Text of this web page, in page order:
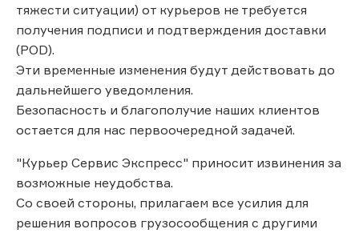
тяжести ситуации) от курьеров не требуется
получения подписи и подтверждения доставки
(POD).
Эти временные изменения будут действовать до
дальнейшего уведомления.
Безопасность и благополучие наших клиентов
остается для нас первоочередной задачей.
"Курьер Сервис Экспресс" приносит извинения за
возможные неудобства.
Со своей стороны, прилагаем все усилия для
решения вопросов грузосообщения с другими